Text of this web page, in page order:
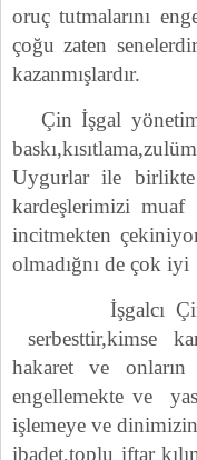
oruç tutmalarını
çoğu zaten
kazanmışlardır.
Çin İşgal
Uygurlar ile birlikte
kardeşlerimizi
incitmekten
olmadığnı de çok
İşgalcı Çin,
serbesttir,kimse
hakaret ve onların
engellemekte ve
işlemeye ve
ibadet,toplu iftar